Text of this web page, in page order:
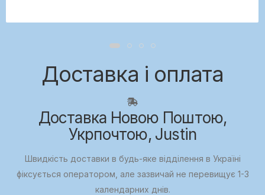
Доставка і оплата
Доставка Новою Поштою,
Укрпочтою, Justin
Швидкість доставки в будь-яке відділення в Україні
фіксується оператором, але зазвичай не перевищує 1-3
календарних днів.